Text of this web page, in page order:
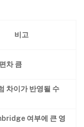
비고
차 큼
차이가 반영될 수
여부에 큰 영